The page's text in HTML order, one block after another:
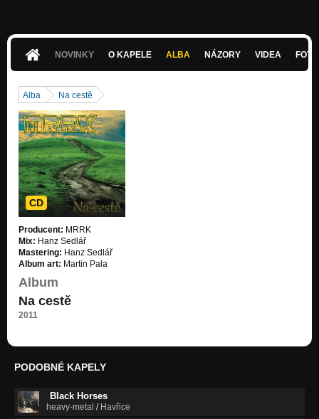
NOVINKY
O KAPELE ALBA NÁZORY VIDEA
Alba Na cestě
CD
Producent: MRRK
Mix: Hanz Sedlář
Mastering: Hanz Sedlář
Album art: Martin Pala
Album
Na cestě
2011
PODOBNÉ KAPELY
Black Horses
heavy-metal / Havřice